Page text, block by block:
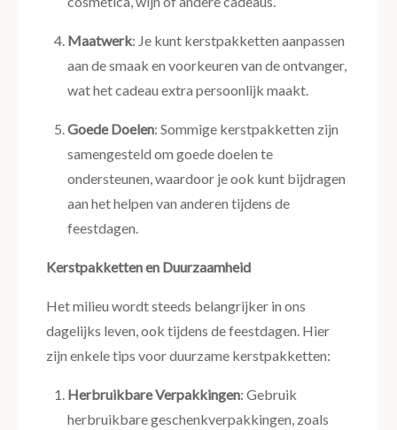
Maatwerk: Je kunt kerstpakketten aanpassen
aan de smaak en voorkeuren van de ontvanger,
wat het cadeau extra persoonlijk maakt.
Goede Doelen: Sommige kerstpakketten zijn
samengesteld om goede doelen te
ondersteunen, waardoor je ook kunt bijdragen
aan het helpen van anderen tijdens de
feestdagen.
Kerstpakketten en Duurzaamheid
Het milieu wordt steeds belangrijker in ons
dagelijks leven, ook tijdens de feestdagen. Hier
zijn enkele tips voor duurzame kerstpakketten:
Herbruikbare Verpakkingen: Gebruik
herbruikbare geschenkverpakkingen, zoals